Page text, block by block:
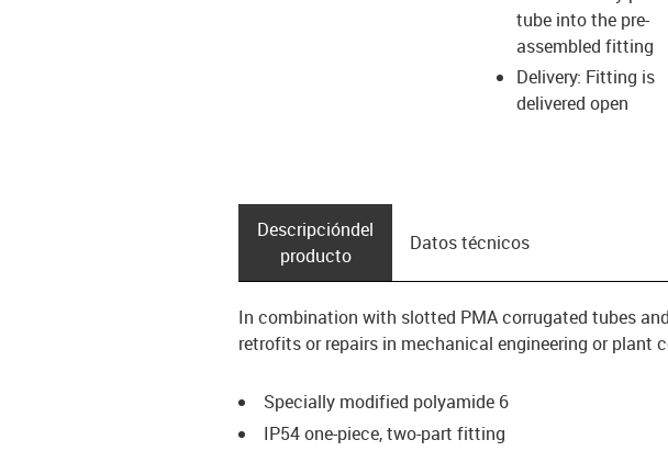
tube into the pre-
assembled fitting
Delivery: Fitting is
delivered open
Descripción­del
producto
Datos técnicos
In combination with slotted PMA corrugated tubes
retrofits or repairs in mechanical engineering or plant
Specially modified polyamide 6
IP54 one-piece, two-part fitting